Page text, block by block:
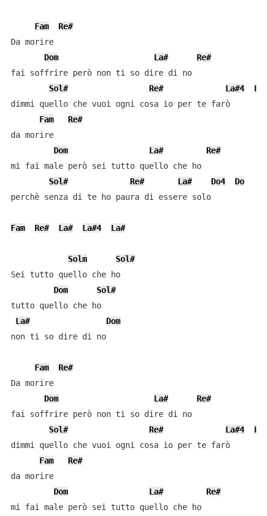
Fam
Re#
Da morire
Dom
La#
Re#
fai soffrire però non ti so dire di no
Sol#
Re# La#4
dimmi quello che vuoi ogni cosa io per te farò
Fam
Re#
da morire
Dom
La#
Re#
mi fai male però sei tutto quello che ho
Sol#
Re# La# Do4
Do
perchè senza di te ho paura di essere solo
Fam Re# La# La#4 La#
Solm
Sol#
Sei tutto quello che ho
Dom
Sol#
tutto quello che ho
La#
Dom
non ti so dire di no
Fam
Re#
Da morire
Dom
La#
Re#
fai soffrire però non ti so dire di no
Sol#
Re# La#4
dimmi quello che vuoi ogni cosa io per te farò
Fam
Re#
da morire
Dom
La#
Re#
mi fai male però sei tutto quello che ho